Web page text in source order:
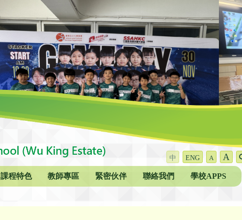
中 ENG A A
課程特色 教師專區 緊密伙伴 聯絡我們 學校APPS